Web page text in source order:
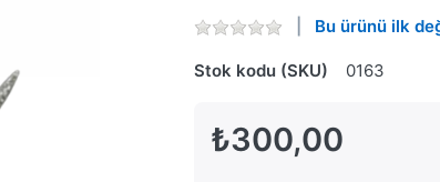
Bu ürünü ilk
Stok kodu (SKU) 0163
₺300,00